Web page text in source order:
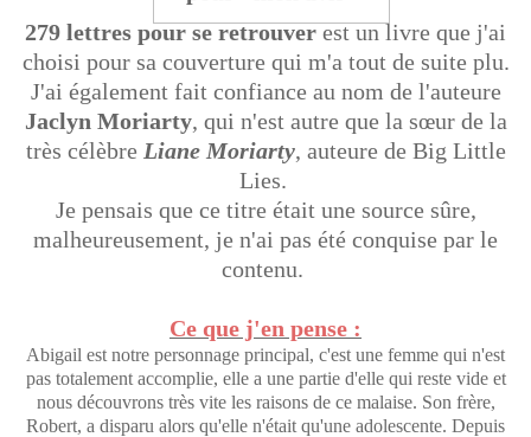
279 lettres pour se retrouverest un livre que j'ai
choisi pour sa couverture qui m'a tout de suite plu.
J'ai également fait confiance au nom de l'auteure
Jaclyn Moriarty, qui n'est autre que la sœur de la
très célèbre Liane Moriarty, auteure de Big Little
Lies.
Je pensais que ce titre était une source sûre,
malheureusement, je n'ai pas été conquise par le
contenu.
Ce que j'en pense :
Abigail est notre personnage principal, c'est une femme qui n'est
pas totalement accomplie, elle a une partie d'elle qui reste vide et
nous découvrons très vite les raisons de ce malaise. Son frère,
Robert, a disparu alors qu'elle n'était qu'une adolescente. Depuis